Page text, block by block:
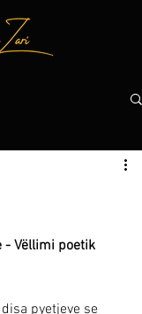
- Vëllimi poetik
pyetjeve se